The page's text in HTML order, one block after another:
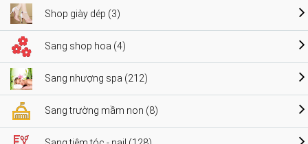
Shop giày dép (3)
Sang shop hoa (4)
Sang nhượng spa (212)
Sang trường mầm non (8)